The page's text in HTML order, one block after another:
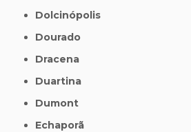
Dolcinópolis
Dourado
Dracena
Duartina
Dumont
Echaporã